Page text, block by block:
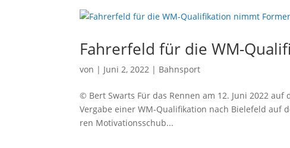
Fahrerfeld für die WM-
von | Juni 2, 2022 | Bahnsport
© Bert Swarts Für das Ren­nen am 12. Juni 2022
Ver­ga­be einer WM-Qua­li­fi­ka­ti­on nach Bie­le­feld auf
ren Moti­va­ti­ons­schub...